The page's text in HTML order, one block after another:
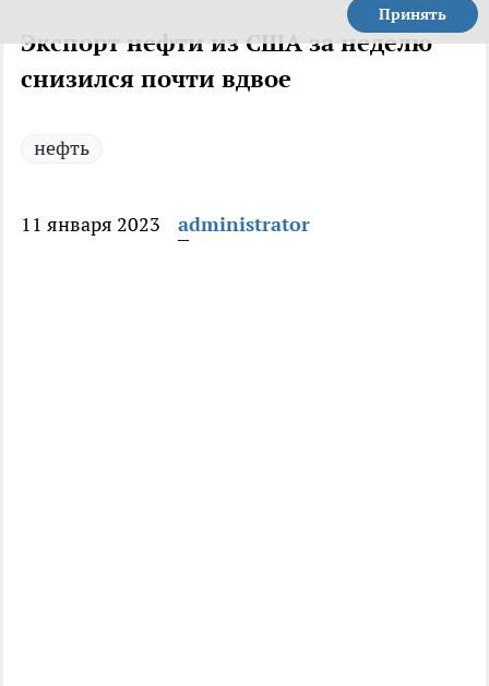
Принять
Экспорт нефти из США за неделю
снизился почти вдвое
нефть
11 января 2023 administrator